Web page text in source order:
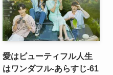
愛はビューティフル人生
はワンダフル-あらすじ-61